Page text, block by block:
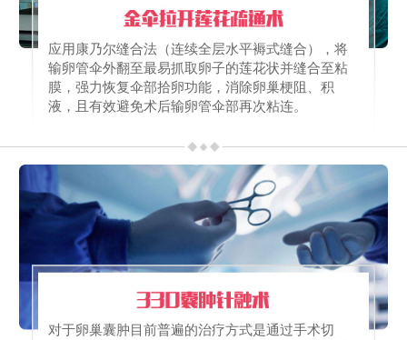
应用康乃尔缝合法（连续全层水平褥式缝合），将
输卵管伞外翻至最易抓取卵子的莲花状并缝合至粘
膜，强力恢复伞部拾卵功能，消除卵巢梗阻、积
液，且有效避免术后输卵管伞部再次粘连。
对于卵巢囊肿目前普遍的治疗方式是通过手术切